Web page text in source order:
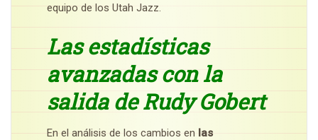
equipo de los Utah Jazz.
Las estadísticas
avanzadas con la
salida de Rudy Gobert
En el análisis de los cambios en las